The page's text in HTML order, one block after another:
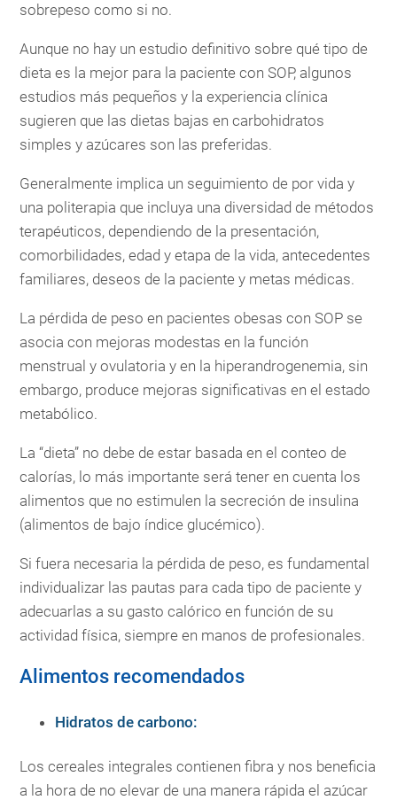
sobrepeso como si no.
Aunque no hay un estudio definitivo sobre qué tipo de
dieta es la mejor para la paciente con SOP, algunos
estudios más pequeños y la experiencia clínica
sugieren que las dietas bajas en carbohidratos
simples y azúcares son las preferidas.
Generalmente implica un seguimiento de por vida y
una politerapia que incluya una diversidad de métodos
terapéuticos, dependiendo de la presentación,
comorbilidades, edad y etapa de la vida, antecedentes
familiares, deseos de la paciente y metas médicas.
La pérdida de peso en pacientes obesas con SOP se
asocia con mejoras modestas en la función
menstrual y ovulatoria y en la hiperandrogenemia, sin
embargo, produce mejoras significativas en el estado
metabólico.
La “dieta” no debe de estar basada en el conteo de
calorías, lo más importante será tener en cuenta los
alimentos que no estimulen la secreción de insulina
(alimentos de bajo índice glucémico).
Si fuera necesaria la pérdida de peso, es fundamental
individualizar las pautas para cada tipo de paciente y
adecuarlas a su gasto calórico en función de su
actividad física, siempre en manos de profesionales.
Alimentos recomendados
Hidratos de carbono:
Los cereales integrales contienen fibra y nos beneficia
a la hora de no elevar de una manera rápida el azúcar